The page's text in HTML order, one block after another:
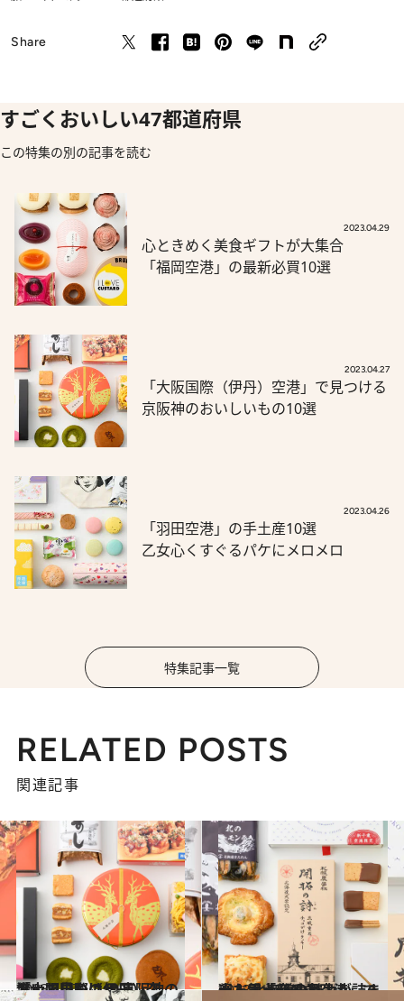
Share
すごくおいしい47都道府県
この特集の別の記事を読む
2023.04.29
心ときめく美食ギフトが大集合
「福岡空港」の最新必買10選
2023.04.27
「大阪国際（伊丹）空港」で見つける
京阪神のおいしいもの10選
2023.04.26
「羽田空港」の手土産10選
乙女心くすぐるパケにメロメロ
特集記事一覧
RELATED POSTS
関連記事
2023.4.27
「大阪国際（伊丹）空港」で見つける 京阪神のおいしいもの10選
旅＆お出かけ 2023.4.25
大人気「新千歳空港」で選ぶ 北海道の魅力が詰まった手土産10品
旅＆お出かけ